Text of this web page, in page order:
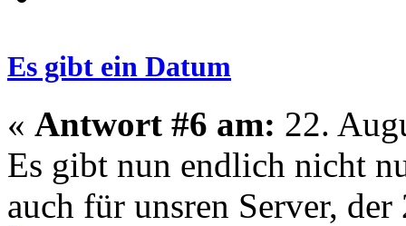
Es gibt ein Datum
« Antwort #6 am: 22.
Es gibt nun endlich nicht
auch für unsren Server,